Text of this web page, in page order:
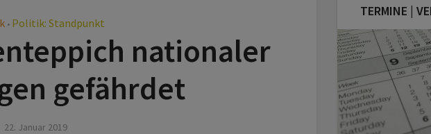
• Politik: Standpunkt
nationaler
gefährdet
22. Januar 2019
TERMINE |